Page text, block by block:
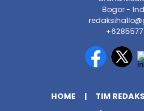
Bogor -
HOME TIM